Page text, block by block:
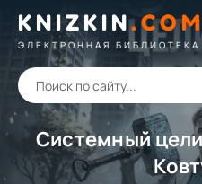
KNIZKIN.
ЭЛЕКТРОННАЯ БИБЛИОТЕКА
Системный